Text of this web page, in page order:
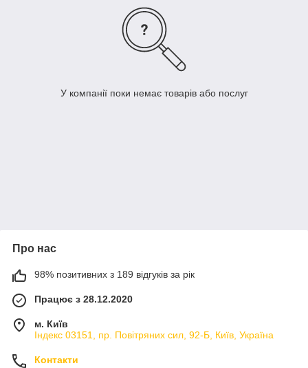
У компанії поки немає товарів або послуг
Про нас
98% позитивних з 189 відгуків за рік
Працює з 28.12.2020
м. Київ
Індекс 03151, пр. Повітряних сил, 92-Б, Київ, Україна
Контакти